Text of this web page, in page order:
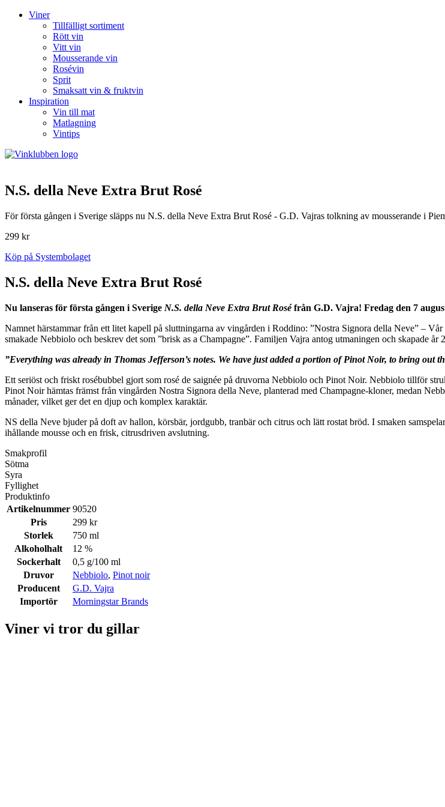
Viner
Tillfälligt sortiment
Rött vin
Vitt vin
Mousserande vin
Rosévin
Sprit
Smaksatt vin & fruktvin
Inspiration
Vin till mat
Matlagning
Vintips
N.S. della Neve Extra Brut Rosé
För första gången i Sverige släpps nu N.S. della Neve Extra Brut Rosé - G.D. Vajras tolkning av mousserande i
299 kr
Köp på Systembolaget
N.S. della Neve Extra Brut Rosé
Nu lanseras för första gången i Sverige N.S. della Neve Extra Brut Roséfrån G.D. Vajra! Fredag den 7
Namnet härstammar från ett litet kapell på sluttningarna av vingården i Roddino: ”Nostra Signora della Neve” –
smakade Nebbiolo och beskrev det som ”brisk as a Champagne”. Familjen Vajra antog utmaningen och skapade
”Everything was already in Thomas Jefferson’s notes. We have just added a portion of Pinot Noir, to bring out
Ett seriöst och friskt rosébubbel gjort som rosé de saignée på druvorna Nebbiolo och Pinot Noir. Nebbiolo tillför
Pinot Noir hämtas främst från vingården Nostra Signora della Neve, planterad med Champagne-kloner, medan
månader, vilket ger det en djup och komplex karaktär.
NS della Neve bjuder på doft av hallon, körsbär, jordgubb, tranbär och citrus och lätt rostat bröd. I smaken
ihållande mousse och en frisk, citrusdriven avslutning.
Smakprofil
Sötma
Syra
Fyllighet
Produktinfo
Artikelnummer 90520
Pris
299 kr
Storlek
750 ml
Alkoholhalt
12 %
Sockerhalt
0,5 g/100 ml
Druvor
Nebbiolo, Pinot noir
Producent
G.D. Vajra
Importör
Morningstar Brands
Viner vi tror du gillar